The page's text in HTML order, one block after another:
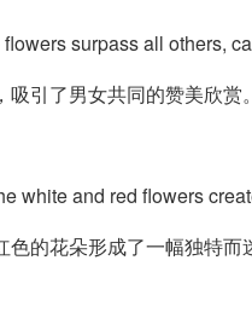
surpass all others,
引了男女共同的赞美欣赏
white and red flowers
的花朵形成了一幅独特而